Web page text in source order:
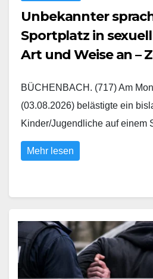
Unbekannter
Sportplatz in
Art und Weise an –
BÜCHENBACH. (717) Am
(03.08.2026) belästigte ein
Kinder/Jugendliche auf einem
Mehr lesen